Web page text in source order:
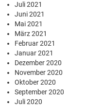
Juli 2021
Juni 2021
Mai 2021
März 2021
Februar 2021
Januar 2021
Dezember 2020
November 2020
Oktober 2020
September 2020
Juli 2020